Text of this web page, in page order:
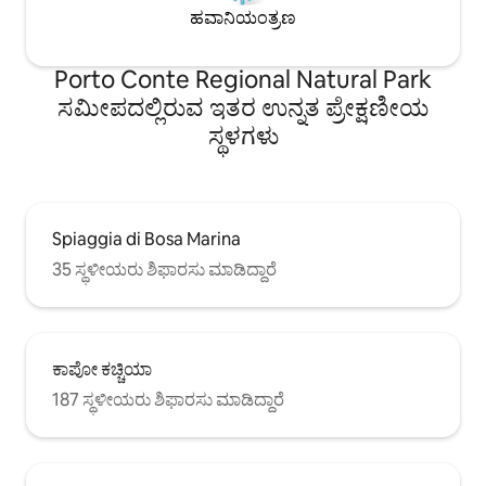
ಹವಾನಿಯಂತ್ರಣ
Porto Conte Regional Natural Park
ಸಮೀಪದಲ್ಲಿರುವ ಇತರ ಉನ್ನತ ಪ್ರೇಕ್ಷಣೀಯ
ಸ್ಥಳಗಳು
Spiaggia di Bosa Marina
35 ಸ್ಥಳೀಯರು ಶಿಫಾರಸು ಮಾಡಿದ್ದಾರೆ
ಕಾಪೋ ಕಚ್ಚಿಯಾ
187 ಸ್ಥಳೀಯರು ಶಿಫಾರಸು ಮಾಡಿದ್ದಾರೆ